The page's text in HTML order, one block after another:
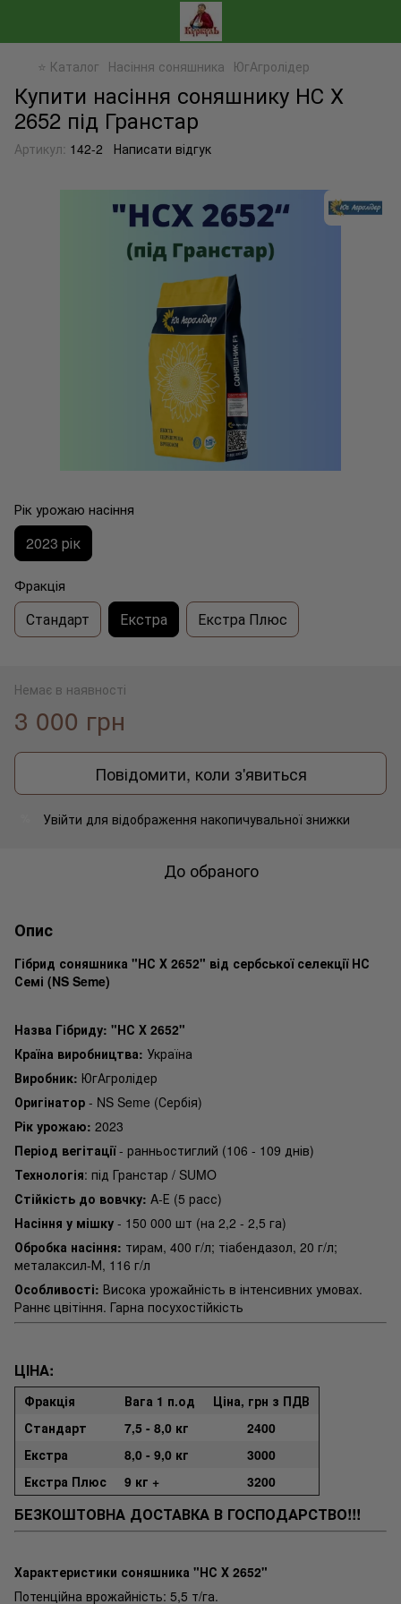
⭐ Каталог Насіння соняшника ЮгАгролідер
Купити насіння соняшнику НС Х
2652 під Гранстар
Артикул: 142-2 Написати відгук
Рік урожаю насіння
2023 рік
Фракція
Стандарт Екстра Екстра Плюс
Немає в наявності
3 000 грн
Повідомити, коли з'явиться
Увійти для відображення накопичувальної знижки
До обраного
Опис
Гібрид соняшника "НС Х 2652" від сербської селекції НС
Семі (NS Seme)
Назва Гібриду: "НС Х 2652"
Країна виробництва: Україна
Виробник: ЮгАгролідер
Оригінатор - NS Seme (Сербія)
Рік урожаю: 2023
Період вегітації- ранньостиглий (106 - 109 днів)
Технологія: під Гранстар / SUMO
Стійкість до вовчку: A-Е (5 расс)
Насіння у мішку - 150 000 шт (на 2,2 - 2,5 га)
Обробка насіння: тирам, 400 г/л; тіабендазол, 20 г/л;
металаксил-М, 116 г/л
Особливості: Висока урожайність в інтенсивних умовах.
Раннє цвітіння. Гарна посухостійкість
ЦІНА:
Фракція Вага 1 п.од
Ціна, грн з ПДВ
Стандарт
7,5 - 8,0 кг
2400
Екстра
8,0 - 9,0 кг
3000
Екстра Плюс
9 кг + 3200
БЕЗКОШТОВНА ДОСТАВКА В ГОСПОДАРСТВО!!!
Характеристики соняшника "НС Х 2652"
Потенційна врожайність: 5,5 т/га.